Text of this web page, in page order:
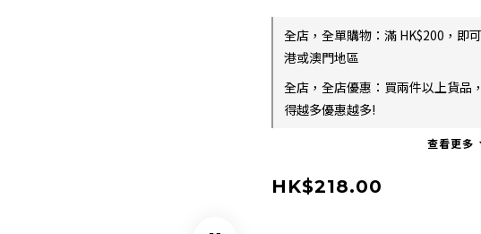
全店，全單購物：滿 HK$200，即
港或澳門地區
全店，全店優惠：買兩件以上貨品
得越多優惠越多!
查看更多
HK$218.00